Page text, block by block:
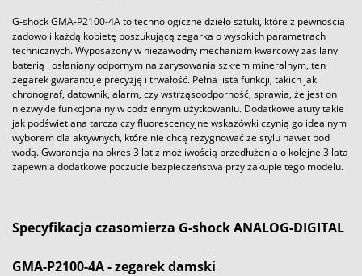
G-shock GMA-P2100-4A to technologiczne dzieło sztuki, które z pewnością
zadowoli każdą kobietę poszukującą zegarka o wysokich parametrach
technicznych. Wyposażony w niezawodny mechanizm kwarcowy zasilany
baterią i osłaniany odpornym na zarysowania szkłem mineralnym, ten
zegarek gwarantuje precyzję i trwałość. Pełna lista funkcji, takich jak
chronograf, datownik, alarm, czy wstrząsoodporność, sprawia, że jest on
niezwykle funkcjonalny w codziennym użytkowaniu. Dodatkowe atuty takie
jak podświetlana tarcza czy fluorescencyjne wskazówki czynią go idealnym
wyborem dla aktywnych, które nie chcą rezygnować ze stylu nawet pod
wodą. Gwarancja na okres 3 lat z możliwością przedłużenia o kolejne 3 lata
zapewnia dodatkowe poczucie bezpieczeństwa przy zakupie tego modelu.
Specyfikacja czasomierza G-shock ANALOG-DIGITAL
GMA-P2100-4A - zegarek damski